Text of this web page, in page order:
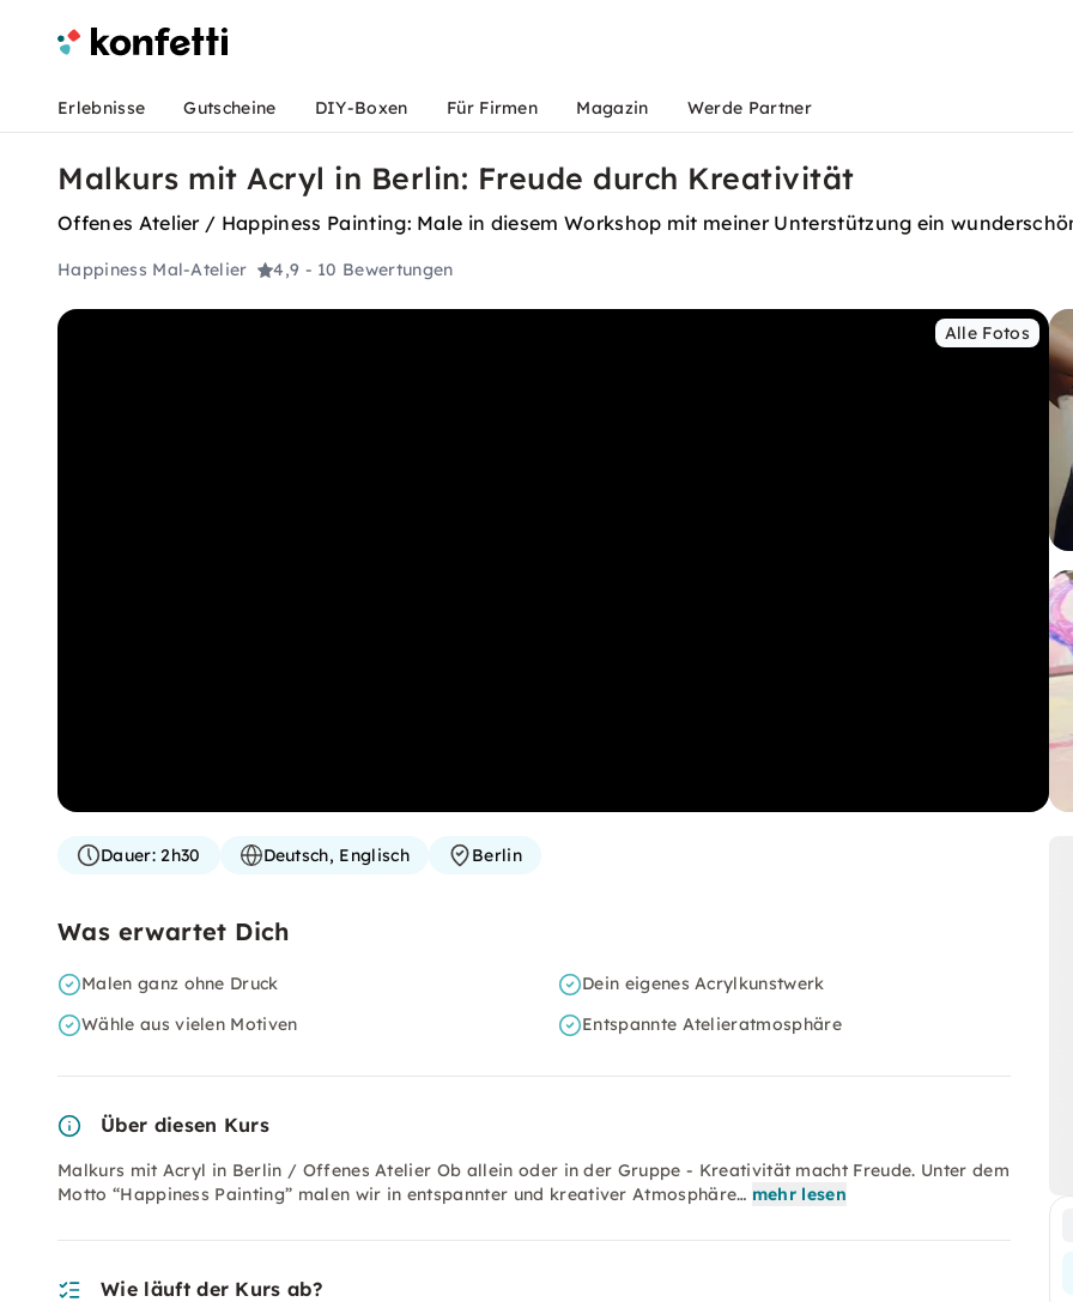
Erlebnisse Gutscheine DIY-Boxen Für Firmen Magazin Werde Partner
Malkurs mit Acryl in Berlin: Freude durch Kreativität
Offenes Atelier / Happiness Painting: Male in diesem Workshop mit meiner Unterstützung ein
Happiness Mal-Atelier 4,9 - 10 Bewertungen
Alle Fotos
Dauer:2h30 Deutsch, Englisch Berlin
Was erwartet Dich
Malen ganz ohne Druck
Dein eigenes Acrylkunstwerk
Wähle aus vielen Motiven
Entspannte Atelieratmosphäre
Über diesen Kurs
Malkurs mit Acryl in Berlin / Offenes Atelier Ob allein oder in der Gruppe - Kreativität macht Freude. Unter dem
Motto “Happiness Painting” malen wir in entspannter und kreativer Atmosphäre… mehr lesen
Wie läuft der Kurs ab?